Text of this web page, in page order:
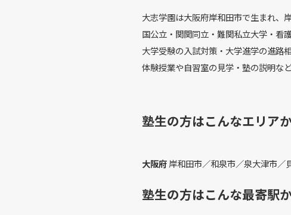
大志学園は大阪府岸和田市で生まれ、
国公立・関関同立・難関私立大学・看
大学受験の入試対策・大学進学の進路
体験授業や自習室の見学・塾の説明な
塾生の方はこんなエリア
大阪府岸和田市／和泉市／泉大津市／
塾生の方はこんな最寄駅